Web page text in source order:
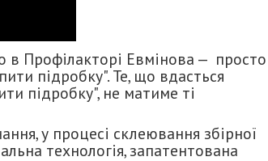
в Профілакторі Евмінова — просто
підробку". Те, що вдасться
підробку", не матиме ті
у процесі склеювання збірної
технологія, запатентована